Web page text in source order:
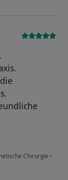
Chirurgie •